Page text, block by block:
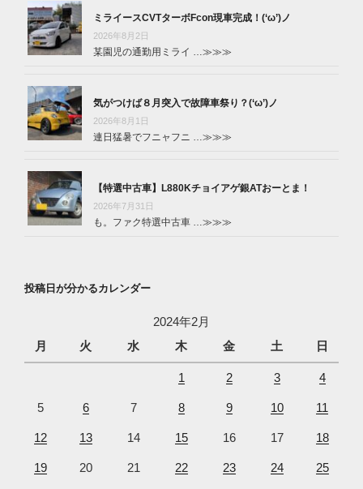
ミライースCVTターボFcon現車完成！(‘ω’)ノ
2026年8月2日
某園児の通勤用ミライ …≫≫≫
気がつけば８月突入で故障車祭り？(‘ω’)ノ
2026年8月1日
連日猛暑でフニャフニ …≫≫≫
【特選中古車】L880Kチョイアゲ銀ATおーとま！
2026年7月31日
も。ファク特選中古車 …≫≫≫
投稿日が分かるカレンダー
2024年2月
月
火 水 木 金 土 日
1 2 3 4
5 6 7 8 9 10 11
12 13 14 15 16 17 18
19 20 21 22 23 24 25